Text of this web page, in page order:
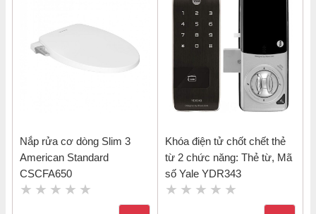
Nắp rửa cơ dòng Slim 3
American Standard
CSCFA650
Khóa điện tử chốt chết thẻ
từ 2 chức năng: Thẻ từ, Mã
số Yale YDR343